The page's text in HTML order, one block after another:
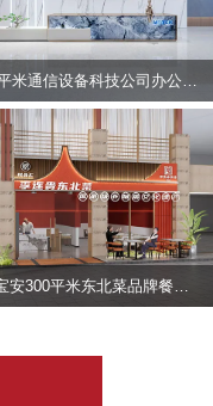
2500平米通信设备科技公司办公室设计 | 宇泰科技